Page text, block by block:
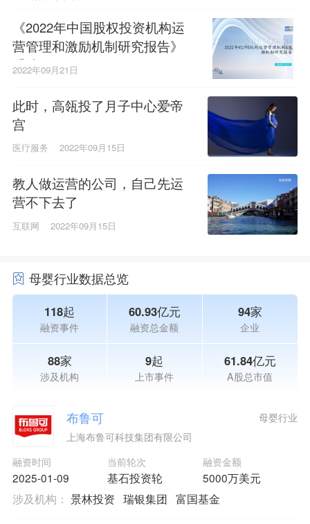
《2022年中国股权投资机构运
营管理和激励机制研究报告》
重磅发布！
2022年09月21日
此时，高瓴投了月子中心爱帝
宫
医疗服务 2022年09月15日
教人做运营的公司，自己先运
营不下去了
互联网 2022年09月15日
母婴行业数据总览
118起
融资事件
60.93亿元
融资总金额
94家
企业
88家
涉及机构
9起
上市事件
61.84亿元
A股总市值
布鲁可
上海布鲁可科技集团有限公司
融资时间
2025-01-09
当前轮次
基石投资轮
融资金额
5000万美元
母婴行业
涉及机构： 景林投资 瑞银集团 富国基金